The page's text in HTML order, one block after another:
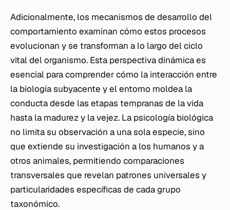
Adicionalmente, los mecanismos de desarrollo del
comportamiento examinan cómo estos procesos
evolucionan y se transforman a lo largo del ciclo
vital del organismo. Esta perspectiva dinámica es
esencial para comprender cómo la interacción entre
la biología subyacente y el entorno moldea la
conducta desde las etapas tempranas de la vida
hasta la madurez y la vejez. La psicología biológica
no limita su observación a una sola especie, sino
que extiende su investigación a los humanos y a
otros animales, permitiendo comparaciones
transversales que revelan patrones universales y
particularidades específicas de cada grupo
taxonómico.